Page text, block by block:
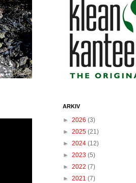
ARKIV
► 2026 (3)
► 2025 (21)
► 2024 (12)
► 2023 (5)
► 2022 (7)
► 2021 (7)